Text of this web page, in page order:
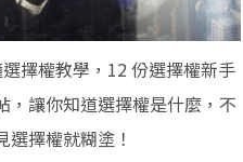
擇權教學，12 份選擇權新手
，讓你知道選擇權是什麼，不
選擇權就糊塗！